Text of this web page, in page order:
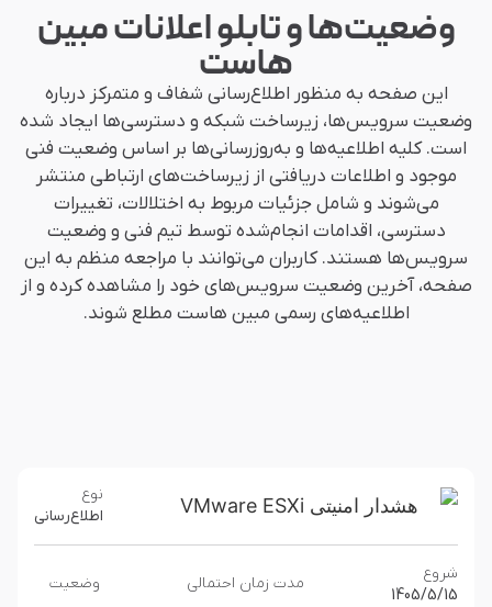
وضعیت‌ها و تابلو اعلانات مبین
هاست
این صفحه به منظور اطلاع‌رسانی شفاف و متمرکز درباره
وضعیت سرویس‌ها، زیرساخت شبکه و دسترسی‌ها ایجاد شده
است. کلیه اطلاعیه‌ها و به‌روزرسانی‌ها بر اساس وضعیت فنی
موجود و اطلاعات دریافتی از زیرساخت‌های ارتباطی منتشر
می‌شوند و شامل جزئیات مربوط به اختلالات، تغییرات
دسترسی، اقدامات انجام‌شده توسط تیم فنی و وضعیت
سرویس‌ها هستند. کاربران می‌توانند با مراجعه منظم به این
صفحه، آخرین وضعیت سرویس‌های خود را مشاهده کرده و از
اطلاعیه‌های رسمی مبین‌ هاست مطلع شوند.
هشدار امنیتی VMware ESXi
نوع
اطلاع‌رسانی
شروع
1405/5/15
مدت زمان احتمالی وضعیت